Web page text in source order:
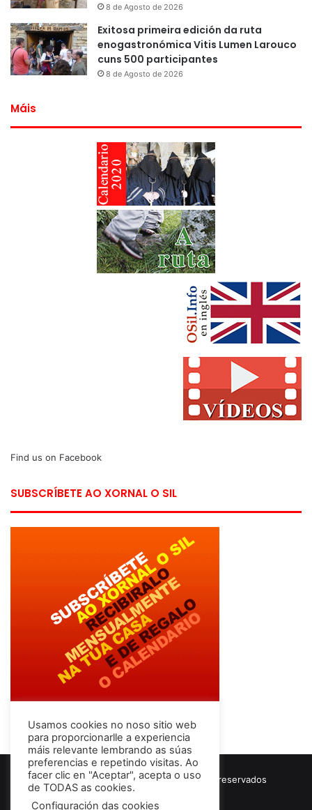
8 de Agosto de 2026
Exitosa primeira edición da ruta
enogastronómica Vitis Lumen Larouco
cuns 500 participantes
8 de Agosto de 2026
Máis
Find us on Facebook
SUBSCRÍBETE AO XORNAL O SIL
© Copyright 2026, Todos los derechos reservados
Términos & Condiciones
Usamos cookies no noso sitio web
para proporcionarlle a experiencia
máis relevante lembrando as súas
preferencias e repetindo visitas. Ao
facer clic en "Aceptar", acepta o uso
de TODAS as cookies.
Configuración das cookies